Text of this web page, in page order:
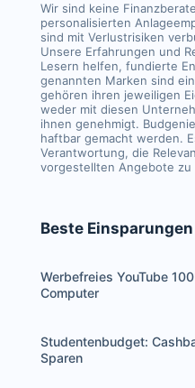
Wir sind keine
personalisierten
sind mit Verlustrisiken
Unsere Erfahrungen und
Lesern helfen, fundierte
genannten Marken sind
gehören ihren jeweiligen
weder mit diesen
ihnen genehmigt.
haftbar gemacht werden.
Verantwortung, die
vorgestellten Angebote zu
Beste Einsparungen
Werbefreies YouTube
Computer
Studentenbudget:
Sparen